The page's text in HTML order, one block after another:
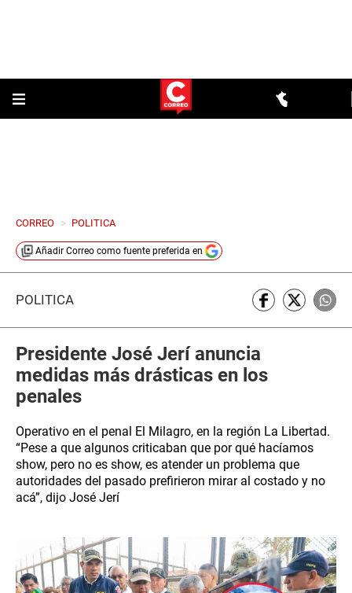
CORREO > POLITICA
Añadir Correo como fuente preferida en
POLÍTICA
Presidente José Jerí anuncia
medidas más drásticas en los
penales
Operativo en el penal El Milagro, en la región La Libertad.
“Pese a que algunos criticaban que por qué hacíamos
show, pero no es show, es atender un problema que
autoridades del pasado prefirieron mirar al costado y no
acá”, dijo José Jerí